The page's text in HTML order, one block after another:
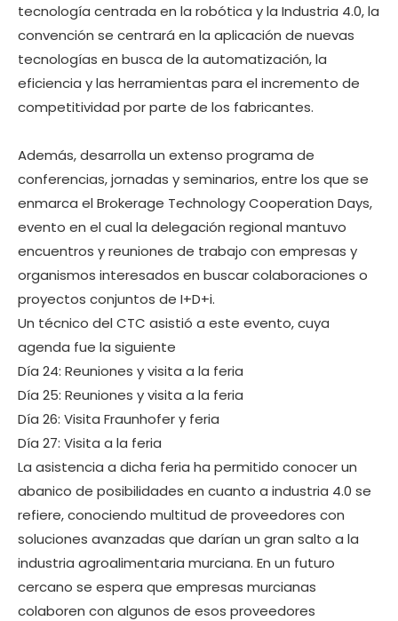
tecnología centrada en la robótica y la Industria 4.0, la
convención se centrará en la aplicación de nuevas
tecnologías en busca de la automatización, la
eficiencia y las herramientas para el incremento de
competitividad por parte de los fabricantes.
Además, desarrolla un extenso programa de
conferencias, jornadas y seminarios, entre los que se
enmarca el Brokerage Technology Cooperation Days,
evento en el cual la delegación regional mantuvo
encuentros y reuniones de trabajo con empresas y
organismos interesados en buscar colaboraciones o
proyectos conjuntos de I+D+i.
Un técnico del CTC asistió a este evento, cuya
agenda fue la siguiente
Día 24: Reuniones y visita a la feria
Día 25: Reuniones y visita a la feria
Día 26: Visita Fraunhofer y feria
Día 27: Visita a la feria
La asistencia a dicha feria ha permitido conocer un
abanico de posibilidades en cuanto a industria 4.0 se
refiere, conociendo multitud de proveedores con
soluciones avanzadas que darían un gran salto a la
industria agroalimentaria murciana. En un futuro
cercano se espera que empresas murcianas
colaboren con algunos de esos proveedores